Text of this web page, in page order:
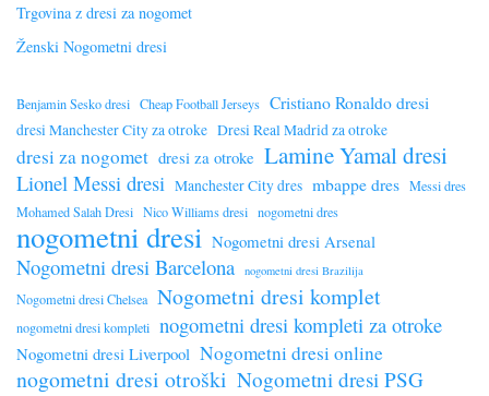
Trgovina z dresi za nogomet
Ženski Nogometni dresi
Benjamin Sesko dresi Cheap Football Jerseys Cristiano Ronaldo dresi
dresi Manchester City za otroke Dresi Real Madrid za otroke
dresi za nogomet dresi za otroke Lamine Yamal dresi
Lionel Messi dresi Manchester City dres mbappe dres Messi dres
Mohamed Salah Dresi Nico Williams dresi nogometni dres
nogometni dresi Nogometni dresi Arsenal
Nogometni dresi Barcelona nogometni dresi Brazilija
Nogometni dresi Chelsea Nogometni dresi komplet
nogometni dresi kompleti nogometni dresi kompleti za otroke
Nogometni dresi Liverpool Nogometni dresi online
nogometni dresi otroški Nogometni dresi PSG